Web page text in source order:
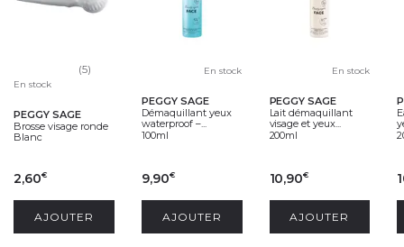
(5)
En stock
PEGGY SAGE
Brosse visage ronde
Blanc
2,60€
AJOUTER
En stock
PEGGY SAGE
Démaquillant yeux
waterproof –...
100ml
9,90€
AJOUTER
En stock
PEGGY SAGE
Lait démaquillant
visage et yeux...
200ml
10,90€
AJOUTER